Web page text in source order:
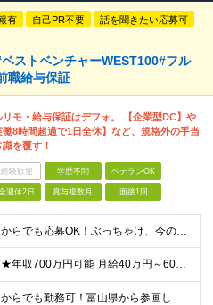
有 自己PR不要 話を聞きたい応募可
ストベンチャーWEST100#フル
職給与保証
リモ・給与保証はデフォ。 【企業型DC】や
働8時間超過で1日全休】など、規格外の手当
識を覆す！
経験歓迎 学歴不問 ベテランOK
週休2日 賞与複数月 面接1回
＼全国どこからでも応募OK！ぶっちゃけ、今のスキルでどのくらいもらえる？といった相談にも乗ります！／ ◎学歴不問 ◎何らかの開発経験をお持ちの方 ≪こんな方も歓迎します≫ ・新しい技術に挑戦したい方
★前給保証★年収700万円可能 月給40万円～60万円＋各種手当＋残業代全額支給 ＼代表が単価も還元も徹底交渉！／ 代表が直接取引先と交渉し、単価を強気に提示。 そこで得た利益は、しっかりメンバー
★全国どこからでも勤務可！富山県から参画している社員もおります！ ★フルリモートOK ★お住まいを考慮した案件にアサインします ★転勤なし＆U/Iターン歓迎 【本社】愛知県名古屋市中村区名駅4丁目8